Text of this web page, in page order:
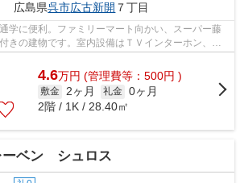
広島県呉市広古新開 ７丁目
学に便利。ファミリーマート向かい、スーパー藤
きの建物です。室内設備はＴＶインターホン、温
ロ、照明器具、...
4.6万円 (管理費等：500円 )
敷金 2ヶ月 礼金 0ヶ月
2階 / 1K / 28.40㎡
ーベン シュロス